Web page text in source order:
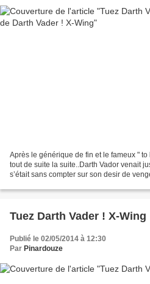
Après le générique de fin et le fameux "
tout de suite la suite..Darth Vador venait
s’était sans compter sur son desir de
Tuez Darth Vader ! X-Wing
Publié le 02/05/2014 à 12:30
Par Pinardouze